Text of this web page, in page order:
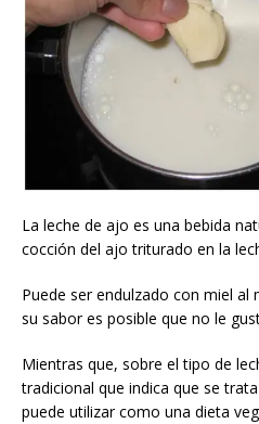
La leche de ajo es una bebida
cocción del ajo triturado en la
Puede ser endulzado con miel
su sabor es posible que no le
Mientras que, sobre el tipo de
tradicional que indica que se
puede utilizar como una dieta